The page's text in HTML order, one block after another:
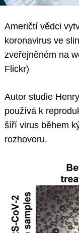
Američtí vědci
koronavirus ve
zveřejněném na
Flickr)
Autor studie
používá k
šíří virus během
rozhovoru.